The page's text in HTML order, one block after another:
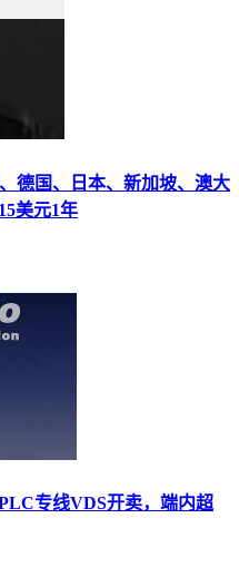
德国、日本、新加坡、澳大
美元1年
专线VDS开卖，端内超